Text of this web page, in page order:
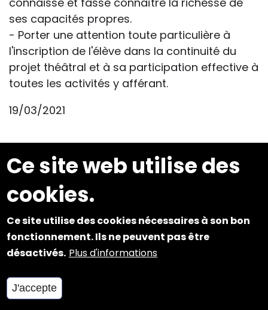
Ce site web utilise des
cookies.
Ce site utilise des cookies nécessaires à son bon
fonctionnement. Ils ne peuvent pas être
désactivés. Plus d'informations
J'accepte
ses capacités propres.
- Porter une attention toute particulière à
l'inscription de l'élève dans la continuité du
projet théâtral et à sa participation effective à
toutes les activités y afférant.
19/03/2021
S'informer sur les
maladies et leurs
conséquences
Asthme : BEP
Diabète de type 1 : BEP
Épilepsies : BEP